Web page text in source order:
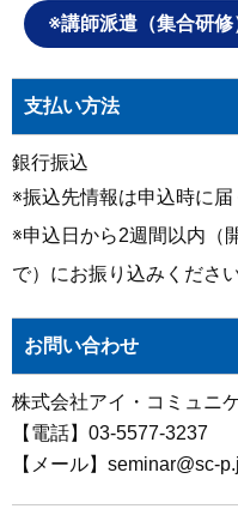
※講師派遣（集合研
支払い方法
銀行振込
※振込先情報は申込時に
※申込日から2週間以内（
で）にお振り込みくださ
お問い合わせ
株式会社アイ・コミュニ
【電話】03-5577-3237
【メール】seminar@sc-